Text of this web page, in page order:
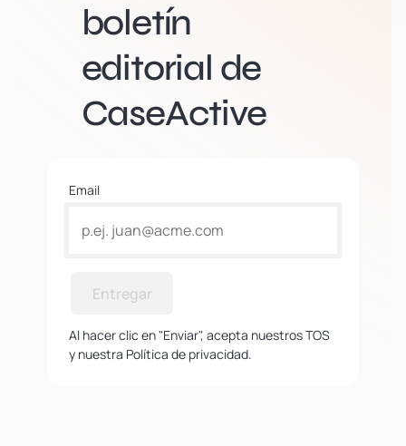
boletín
editorial de
CaseActive
Email
Entregar
Al hacer clic en "Enviar", acepta nuestros TOS
y nuestra Política de privacidad.